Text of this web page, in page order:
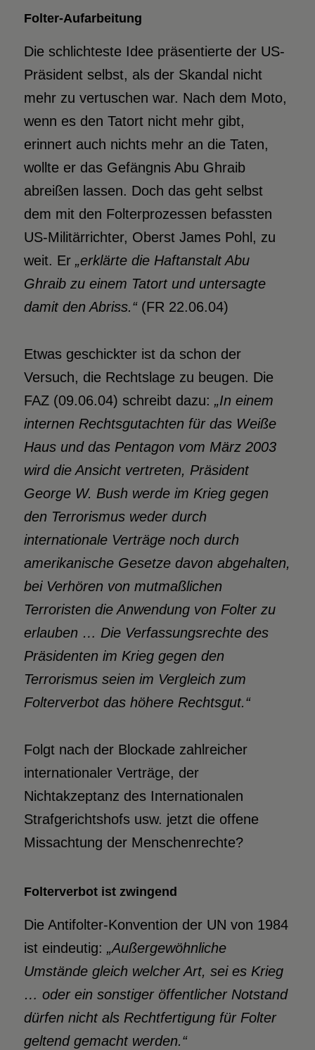
Folter-Aufarbeitung
Die schlichteste Idee präsentierte der US-
Präsident selbst, als der Skandal nicht
mehr zu vertuschen war. Nach dem Moto,
wenn es den Tatort nicht mehr gibt,
erinnert auch nichts mehr an die Taten,
wollte er das Gefängnis Abu Ghraib
abreißen lassen. Doch das geht selbst
dem mit den Folterprozessen befassten
US-Militärrichter, Oberst James Pohl, zu
weit. Er „erklärte die Haftanstalt Abu
Ghraib zu einem Tatort und untersagte
damit den Abriss.“(FR 22.06.04)
Etwas geschickter ist da schon der
Versuch, die Rechtslage zu beugen. Die
FAZ (09.06.04) schreibt dazu: „In einem
internen Rechtsgutachten für das Weiße
Haus und das Pentagon vom März 2003
wird die Ansicht vertreten, Präsident
George W. Bush werde im Krieg gegen
den Terrorismus weder durch
internationale Verträge noch durch
amerikanische Gesetze davon abgehalten,
bei Verhören von mutmaßlichen
Terroristen die Anwendung von Folter zu
erlauben … Die Verfassungsrechte des
Präsidenten im Krieg gegen den
Terrorismus seien im Vergleich zum
Folterverbot das höhere Rechtsgut.“
Folgt nach der Blockade zahlreicher
internationaler Verträge, der
Nichtakzeptanz des Internationalen
Strafgerichtshofs usw. jetzt die offene
Missachtung der Menschenrechte?
Folterverbot ist zwingend
Die Antifolter-Konvention der UN von 1984
ist eindeutig: „Außergewöhnliche
Umstände gleich welcher Art, sei es Krieg
… oder ein sonstiger öffentlicher Notstand
dürfen nicht als Rechtfertigung für Folter
geltend gemacht werden.“